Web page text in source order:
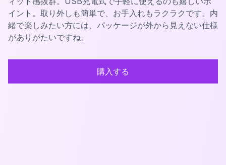
イント。取り外しも簡単で、お手入れもラクラクです。内
緒で楽しみたい方には、パッケージが外から見えない仕様
がありがたいですね。
購入する